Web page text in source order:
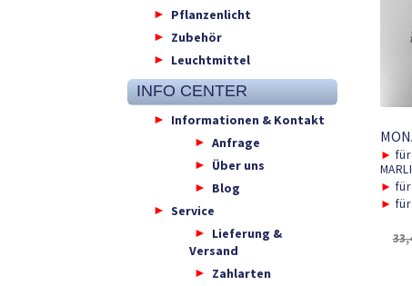
► für
►
►
Pflanzenlicht
Zubehör
Leuchtmittel
INFO CENTER
Informationen & Kontakt
Anfrage
Über uns
Blog
Service
Lieferung &
Versand
Zahlarten